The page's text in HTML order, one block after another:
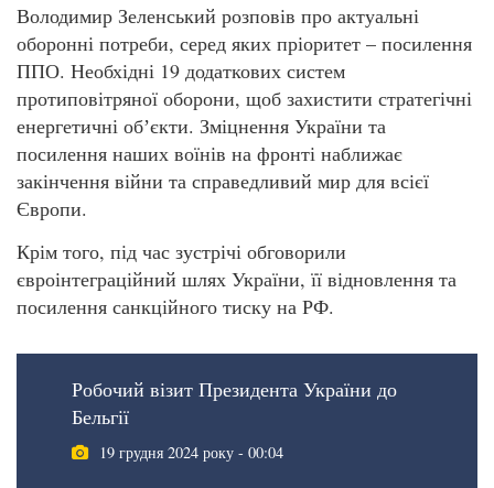
Володимир Зеленський розповів про актуальні
оборонні потреби, серед яких пріоритет – посилення
ППО. Необхідні 19 додаткових систем
протиповітряної оборони, щоб захистити стратегічні
енергетичні обʼєкти. Зміцнення України та
посилення наших воїнів на фронті наближає
закінчення війни та справедливий мир для всієї
Європи.
Крім того, під час зустрічі обговорили
євроінтеграційний шлях України, її відновлення та
посилення санкційного тиску на РФ.
Робочий візит Президента України до
Бельгії
19 грудня 2024 року - 00:04